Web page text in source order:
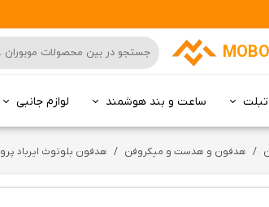
تبلت ساعت و بند هوشمند لوازم جانبی
هدفون و هدست و میکروفن هدفون بلوتوث ایرباد پرو X-hanz مدل HD-TW03 | اورجینال با ضمانت مادام اصالت و تست 7 روزه سلامت کالا